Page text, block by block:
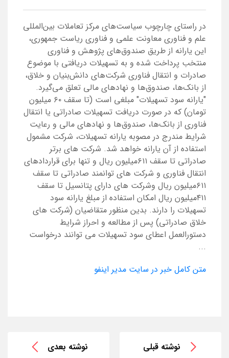
در راستای چارچوب سیاست‌های مرکز تعاملات بین‌المللی
علم و فناوری معاونت علمی و فناوری ریاست جمهوری،
این یارانه از طریق صندوق‌های پژوهش و فناوری
منتخب پرداخت شده و به تسهیلات دریافتی با موضوع
صادرات و انتقال فناوری شرکت‌های دانش‌بنیان و خلاق،
از بانک‌ها، صندوق‌ها و نهادهای مالی تعلق می‌گیرد.
"یارانه سود تسهیلات" مبلغی است (تا سقف ۶۰ میلیون
تومان) که در صورت دریافت تسهیلات صادراتی یا انتقال
فناوری از بانک‌ها، صندوق‌ها و نهادهای مالی و رعایت
شرایط مندرج در مصوبه یارانه تسهیلات، شرکت مشمول
استفاده از آن یارانه خواهد شد. شرکت های برتر
صادراتی تا سقف ۶۱۱میلیون ریال و تنها برای قراردادهای
انتقال فناوری و شرکت های توانمند صادراتی تا سقف
۶۱۱میلیون ریال وشرکت های دارای پتانسیل تا سقف
۴۱۱میلیون ریال امکان استفاده از مبلغ یارانه سود
تسهیلات را دارند. بدین منظور متقاضیان (شرکت های
خلاق صادراتی) پس از مطالعه و احراز شرایط
دستورالعمل اعطای سود تسهیلات می توانند درخواست
...
متن کامل خبر در سایت مدیر اینفو
نوشته قبلی نوشته بعدی